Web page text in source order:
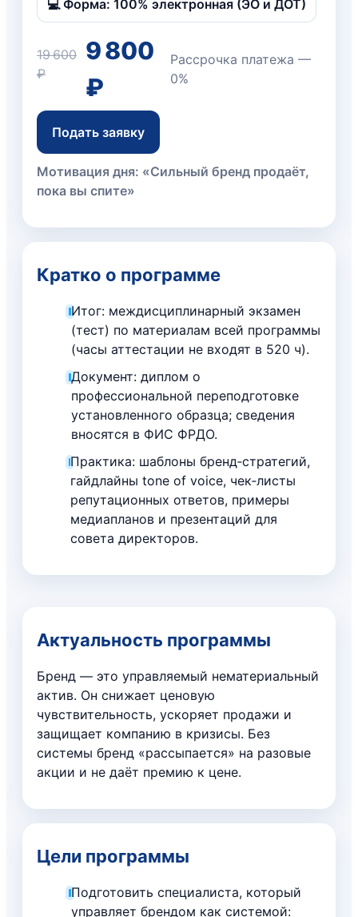
💻 Форма: 100% электронная (ЭО и ДОТ)
19 600
₽
9 800
₽
Рассрочка платежа —
0%
Подать заявку
Мотивация дня: «Сильный бренд продаёт,
пока вы спите»
Кратко о программе
Итог: междисциплинарный экзамен
(тест) по материалам всей программы
(часы аттестации не входят в 520 ч).
Документ: диплом о
профессиональной переподготовке
установленного образца; сведения
вносятся в ФИС ФРДО.
Практика: шаблоны бренд‑стратегий,
гайдлайны tone of voice, чек‑листы
репутационных ответов, примеры
медиапланов и презентаций для
совета директоров.
Актуальность программы
Бренд — это управляемый нематериальный
актив. Он снижает ценовую
чувствительность, ускоряет продажи и
защищает компанию в кризисы. Без
системы бренд «рассыпается» на разовые
акции и не даёт премию к цене.
Цели программы
Подготовить специалиста, который
управляет брендом как системой: